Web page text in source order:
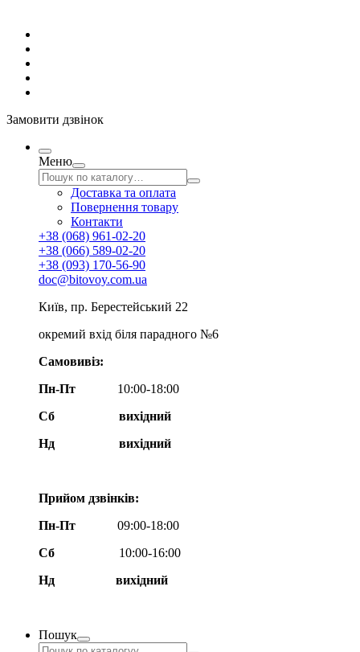
Замовити дзвінок
Меню
Доставка та оплата
Повернення товару
Контакти
+38 (068) 961-02-20
+38 (066) 589-02-20
+38 (093) 170-56-90
doc@bitovoy.com.ua
Київ, пр. Берестейський 22
окремий вхід біля парадного №6
Самовивіз:
Пн-Пт
10:00-18:00
Сб
вихідний
Нд
вихідний
Прийом дзвінків:
Пн-Пт
09:00-18:00
Сб
10:00-16:00
Нд вихідний
Пошук